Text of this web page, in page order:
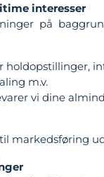
interesser
på
holdopstillinger,
m.v.
vi dine
markedsføring